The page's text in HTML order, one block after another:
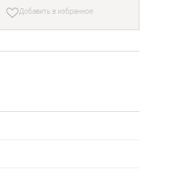
Добавить в избранное